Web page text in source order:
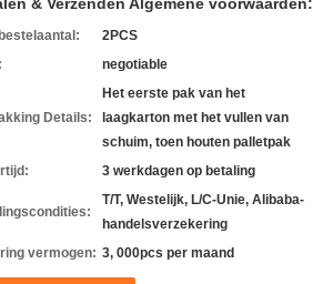
2PCS
negotiable
Details:
Het eerste pak van het
laagkarton met het vullen van
schuim, toen houten palletpak
3 werkdagen op betaling
T/T, Westelijk, L/C-Unie, Alibaba-
handelsverzekering
vermogen: 3, 000pcs per maand